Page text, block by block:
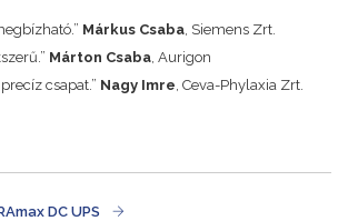
Márkus Csaba , Siemens Zrt.
Márton Csaba , Aurigon
csapat.” Nagy Imre , Ceva-Phylaxia Zrt.
DC UPS